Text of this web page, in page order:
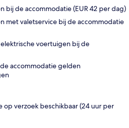
bij de accommodatie (EUR 42 per dag)
met valetservice bij de accommodatie
voertuigen bij de
accommodatie gelden
op verzoek beschikbaar (24 uur per